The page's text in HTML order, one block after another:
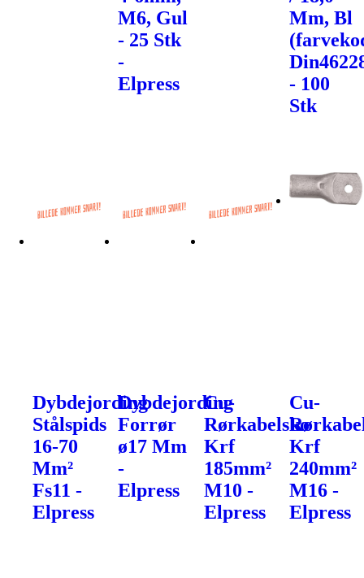
M6, Gul
- 25 Stk
-
Elpress
Mm, Bl
- 100
Stk
Dybdejording
Stålspids
16-70
Mm²
Fs11 -
Elpress
Dybdejording
Forrør
ø17 Mm
-
Elpress
Cu-
Rørkabelsko
Krf
185mm²
M10 -
Elpress
Cu-
Krf
240mm²
M16 -
Elpress